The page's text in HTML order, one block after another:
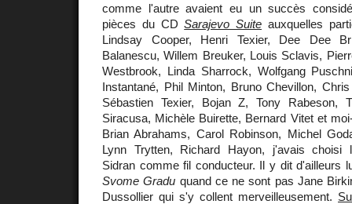
comme l'autre avaient eu un succès
pièces du CDSarajevo Suite auxquelles
Lindsay Cooper, Henri Texier, Dee Dee
Balanescu, Willem Breuker, Louis Sclavis,
Westbrook, Linda Sharrock, Wolfgang
Instantané, Phil Minton, Bruno Chevillon,
Sébastien Texier, Bojan Z, Tony Rabeson,
Siracusa, Michèle Buirette, Bernard Vitet et
Brian Abrahams, Carol Robinson, Michel
Lynn Trytten, Richard Hayon, j'avais choisi
Sidran comme fil conducteur. Il y dit d'ailleurs
Svome Gradu quand ce ne sont pas Jane
Dussollier qui s'y collent merveilleusement.